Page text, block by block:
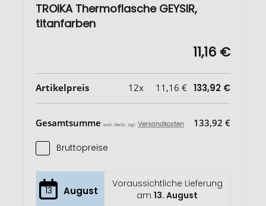
TROIKA Thermoflasche GEYSIR,
titanfarben
11,16 €
Artikelpreis 12x 11,16 € 133,92 €
Gesamtsumme exkl. MwSt. zzgl. Versandkosten 133,92 €
Bruttopreise
13 August
Voraussichtliche Lieferung
am13. August